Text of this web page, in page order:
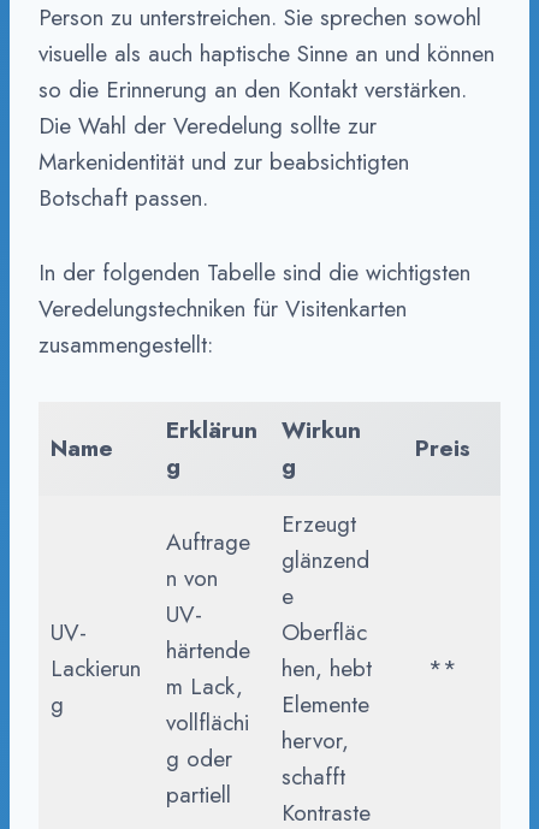
Person zu unterstreichen. Sie sprechen sowohl
visuelle als auch haptische Sinne an und können
so die Erinnerung an den Kontakt verstärken.
Die Wahl der Veredelung sollte zur
Markenidentität und zur beabsichtigten
Botschaft passen.
In der folgenden Tabelle sind die wichtigsten
Veredelungstechniken für Visitenkarten
zusammengestellt:
Name
Erklärun
g
Wirkun
g
Preis
UV-
Lackierun
g
Auftrage
n von
UV-
härtende
m Lack,
vollflächi
g oder
partiell
Erzeugt
glänzend
e
Oberfläc
hen, hebt
Elemente
hervor,
schafft
Kontraste
**